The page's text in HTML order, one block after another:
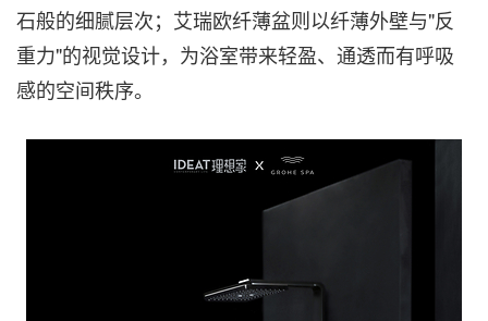
石般的细腻层次；艾瑞欧纤薄盆则以纤薄外壁与"反
重力"的视觉设计，为浴室带来轻盈、通透而有呼吸
感的空间秩序。